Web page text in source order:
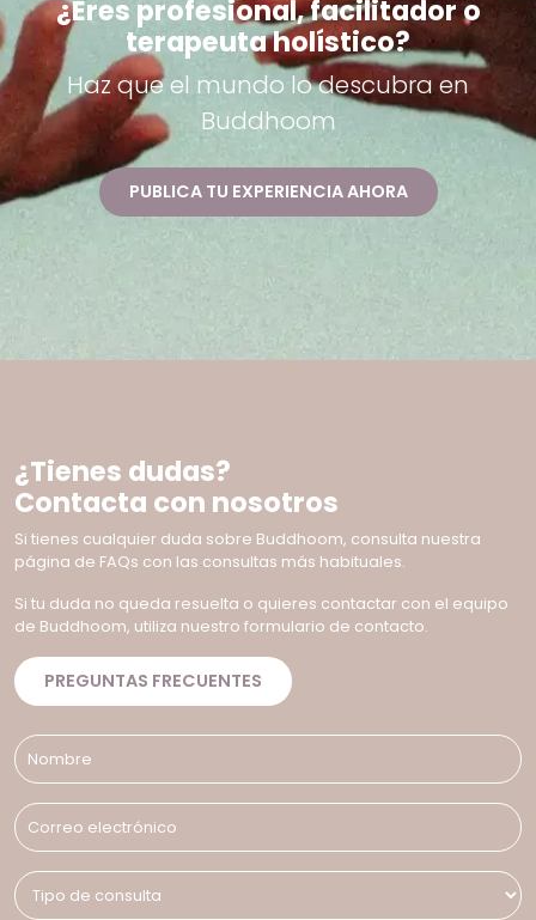
¿Eres profesional, facilitador o
terapeuta holístico?
Haz que el mundo lo descubra en
Buddhoom
PUBLICA TU EXPERIENCIA AHORA
¿Tienes dudas?
Contacta con nosotros
Si tienes cualquier duda sobre Buddhoom, consulta nuestra
página de FAQs con las consultas más habituales.
Si tu duda no queda resuelta o quieres contactar con el equipo
de Buddhoom, utiliza nuestro formulario de contacto.
PREGUNTAS FRECUENTES